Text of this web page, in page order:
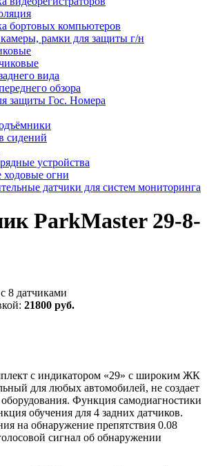
бортовых компьютеров
рамки для защиты г/н
вида
обзора
защиты Гос. Номера
сидений
устройства
огни
датчики для систем мониторинга
ParkMaster 29-8-
8 датчиками
21800 руб.
с индикатором «29» с широким ЖК
для любых автомобилей, не создает
Функция самодиагностики
обучения для 4 задних датчиков.
на обнаружение препятствия 0.08
сигнал об обнаружении